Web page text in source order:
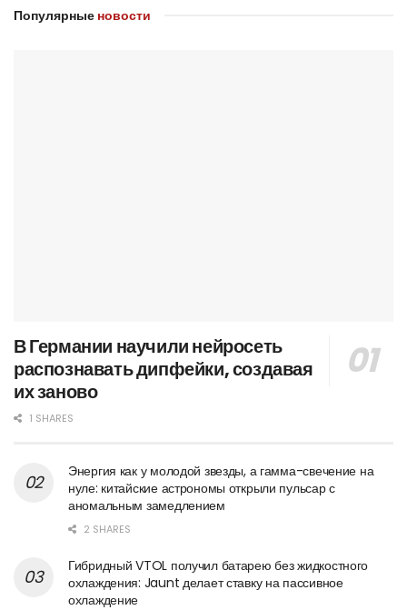
Популярные новости
В Германии научили нейросеть
распознавать дипфейки, создавая
их заново
1 SHARES
Энергия как у молодой звезды, а гамма-свечение на
нуле: китайские астрономы открыли пульсар с
аномальным замедлением
2 SHARES
Гибридный VTOL получил батарею без жидкостного
охлаждения: Jaunt делает ставку на пассивное
охлаждение